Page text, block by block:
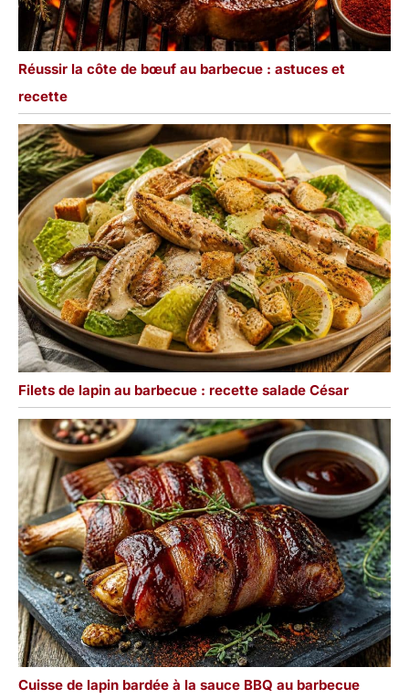
Réussir la côte de bœuf au barbecue : astuces et
recette
Filets de lapin au barbecue : recette salade César
Cuisse de lapin bardée à la sauce BBQ au barbecue